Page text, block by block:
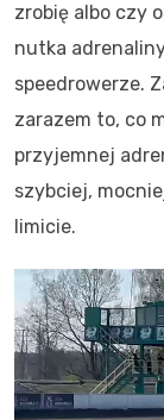
zrobię albo czy
nutka
speedrowerze.
zarazem to, co
przyjemnej
szybciej,
limicie.